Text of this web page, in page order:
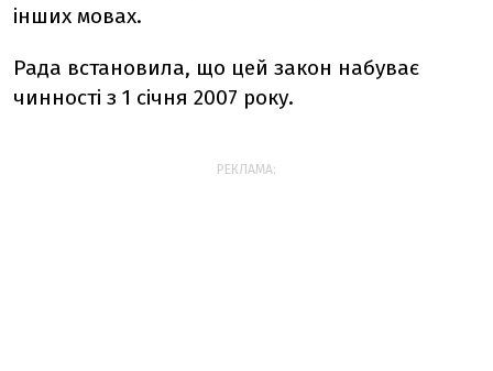
інших мовах.
Рада встановила, що цей закон набуває
чинності з 1 січня 2007 року.
РЕКЛАМА: